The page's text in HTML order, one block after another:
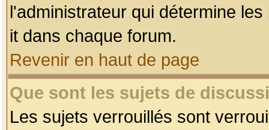
l'administrateur qui détermine
it dans chaque forum.
Revenir en haut de page
Que sont les sujets de
Les sujets verrouillés sont